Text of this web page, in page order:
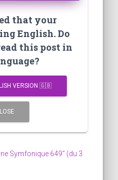
that your
English. Do
this post in
VERSION 🇬🇧
Symfonique 649" (du 3